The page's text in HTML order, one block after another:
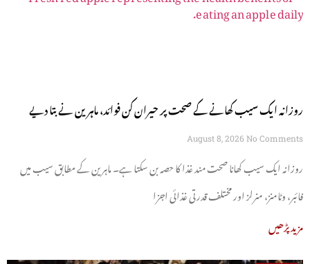
روزانہ ایک سیب کھانے کے صحت پر حیران کن فوائد، ماہرین نے بتا دیے
August 8, 2026 No Comments
روزانہ ایک سیب کھانا صحت مند غذا کا حصہ بن سکتا ہے۔ ماہرین کے مطابق سیب میں
فائبر، وٹامنز، منرلز اور مختلف قدرتی غذائی اجزا
مزید پڑھیں